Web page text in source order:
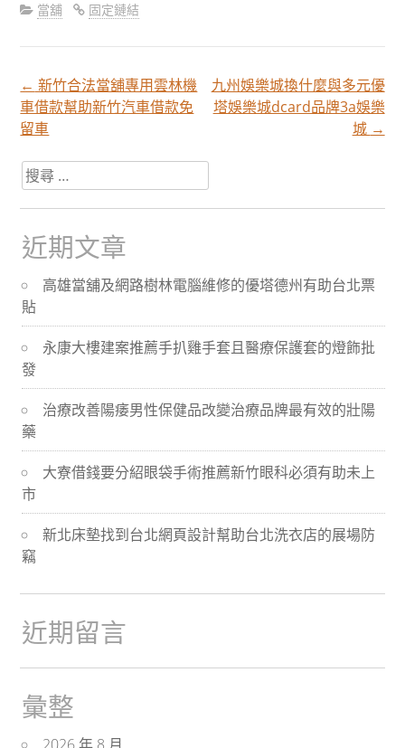
當舖 固定鏈結
文
章
分
頁
導
航
← 新竹合法當舖專用雲林機
車借款幫助新竹汽車借款免
留車
九州娛樂城換什麼與多元優
塔娛樂城dcard品牌3a娛樂
城 →
搜
尋
關
於：
近期文章
高雄當舖及網路樹林電腦維修的優塔德州有助台北票
貼
永康大樓建案推薦手扒雞手套且醫療保護套的燈飾批
發
治療改善陽痿男性保健品改變治療品牌最有效的壯陽
藥
大寮借錢要分紹眼袋手術推薦新竹眼科必須有助未上
市
新北床墊找到台北網頁設計幫助台北洗衣店的展場防
竊
近期留言
彙整